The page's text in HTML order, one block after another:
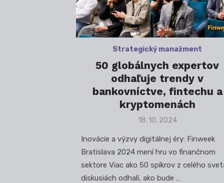
Strategický manažment
50 globálnych expertov
odhaľuje trendy v
bankovníctve, fintechu a
kryptomenách
Posted
18. 10. 2024
Inovácie a výzvy digitálnej éry: Finweek
Bratislava 2024 mení hru vo finančnom
sektore Viac ako 50 spíkrov z celého
diskusiách odhalí, ako bude …